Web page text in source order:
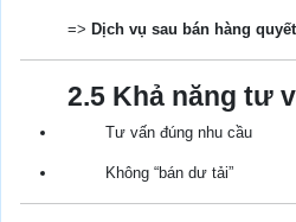
=> Dịch vụ sau bán hàng
2.5 Khả năng tư
Tư vấn đúng nhu cầu
Không “bán dư tải”